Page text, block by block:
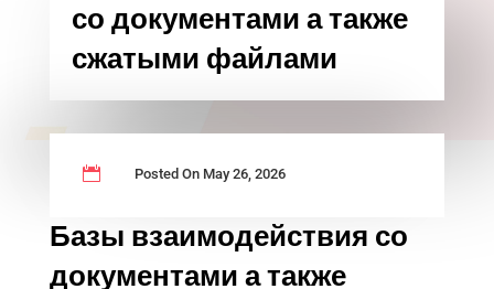
со документами а также
сжатыми файлами
 Posted On May 26, 2026
Базы взаимодействия со
документами а также